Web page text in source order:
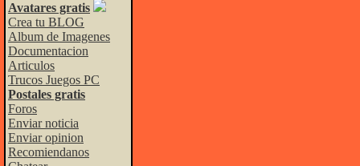
Avatares gratis
Crea tu BLOG
Album de Imagenes
Documentacion
Articulos
Trucos Juegos PC
Postales gratis
Foros
Enviar noticia
Enviar opinion
Recomiendanos